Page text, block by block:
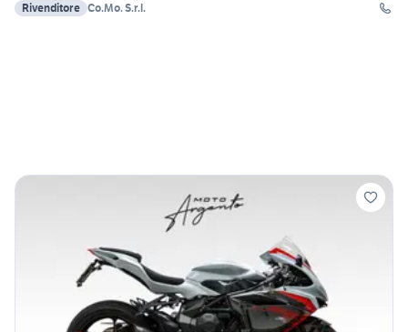
Rivenditore Co.Mo. S.r.l.